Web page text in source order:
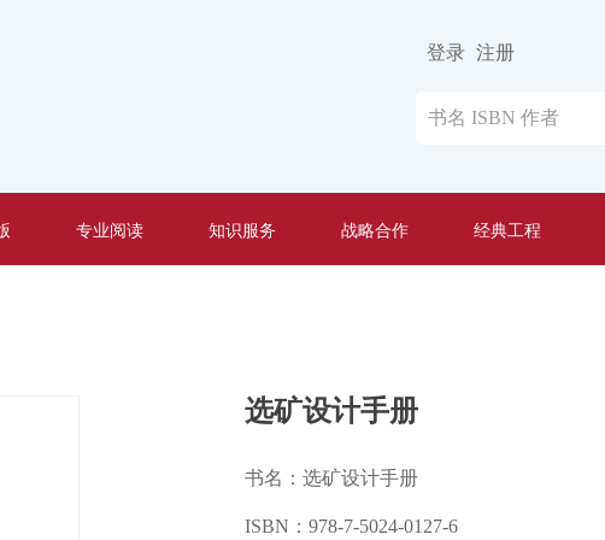
登录 注册
专业阅读 知识服务 战略合作 经典工程
选矿设计手册
书名：选矿设计手册
ISBN：978-7-5024-0127-6